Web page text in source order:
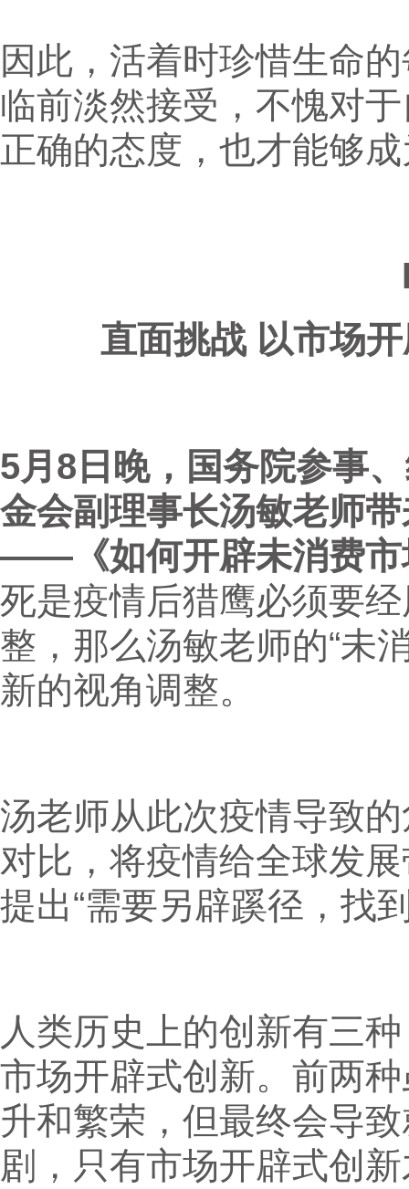
因此，活着时珍惜生命
临前淡然接受，不愧对
正确的态度，也才能够
直面挑战 以市场
5月8日晚，国务院参事
金会副理事长汤敏老师
——《如何开辟未消费市
死是疫情后猎鹰必须要
整，那么汤敏老师的“未
新的视角调整。
汤老师从此次疫情导致
对比，将疫情给全球发
提出“需要另辟蹊径，找
人类历史上的创新有三
市场开辟式创新。前两
升和繁荣，但最终会导
剧，只有市场开辟式创